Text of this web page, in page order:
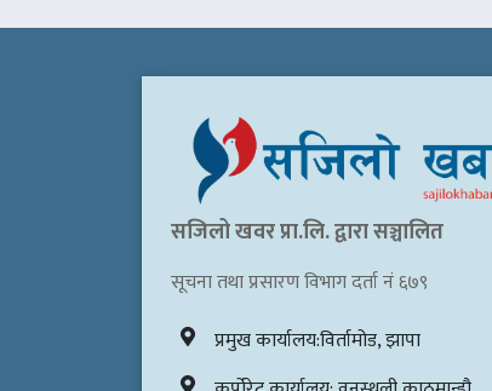
सजिलो खवर प्रा.लि. द्वारा सञ्चालित
सूचना तथा प्रसारण विभाग दर्ता नं ६७९
प्रमुख कार्यालय:विर्तामोड, झापा